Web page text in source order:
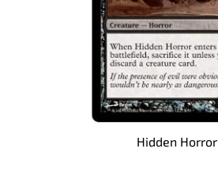
Hidden Horror